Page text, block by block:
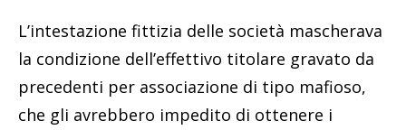
L’intestazione fittizia delle società mascherava
la condizione dell’effettivo titolare gravato da
precedenti per associazione di tipo mafioso,
che gli avrebbero impedito di ottenere i